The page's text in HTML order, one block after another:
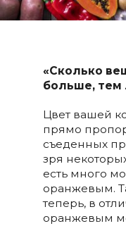
«Сколько
больше, тем
Цвет вашей
прямо
съеденных
зря
есть много
оранжевым.
теперь, в
оранжевым